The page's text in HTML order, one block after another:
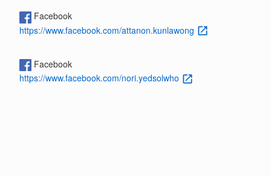
Facebook
https://www.facebook.com/attanon.kunlawong
Facebook
https://www.facebook.com/nori.yedsolwho